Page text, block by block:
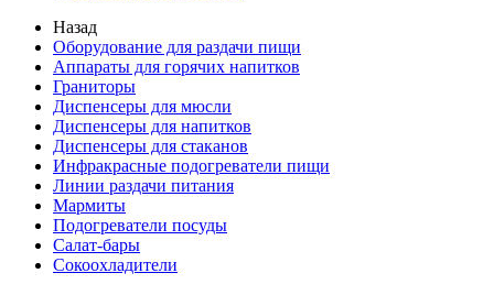
Назад
Оборудование для раздачи пищи
Аппараты для горячих напитков
Граниторы
Диспенсеры для мюсли
Диспенсеры для напитков
Диспенсеры для стаканов
Инфракрасные подогреватели пищи
Линии раздачи питания
Мармиты
Подогреватели посуды
Салат-бары
Сокоохладители